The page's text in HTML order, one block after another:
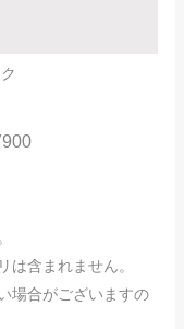
は含まれません。
場合がございますの